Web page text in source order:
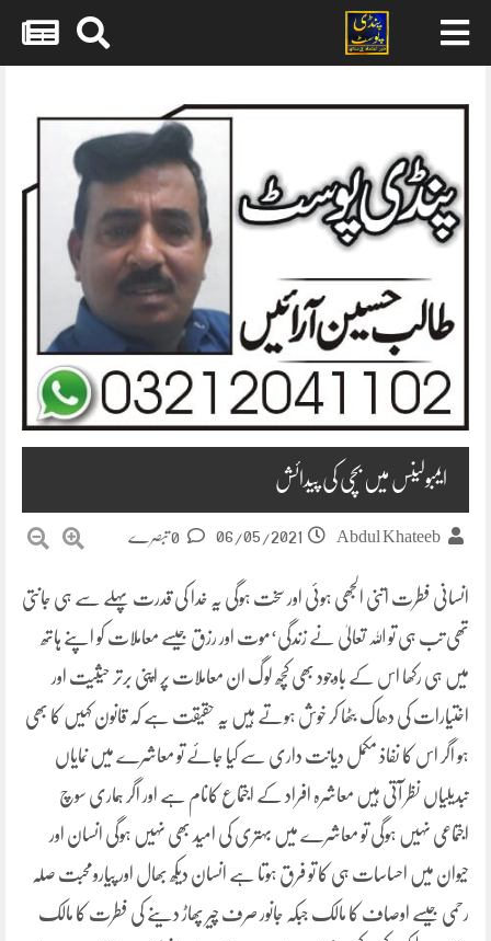
content
ایمبولینس میں بچی کی پیدائش
Abdul Khateeb
06/05/2021
انسانی فطرت اتنی الجھی ہوئی اور سخت ہوگی یہ خدا کی قدرت پہلے سے ہی جانتی
تھی تب ہی تو اللہ تعالیٰ نے زندگی‘موت اور رزق جیسے معاملات کو اپنے ہاتھ
میں ہی رکھا اس کے باوجود بھی کچھ لوگ ان معاملات پر اپنی برتر حیثیت اور
اختیارات کی دھاک بٹھا کر خوش ہوتے ہیں یہ حقیقت ہے کہ قانون کہیں کا بھی
ہو اگر اس کا نفاذ مکمل دیانت داری سے کیا جائے تو معاشرے میں نمایاں
تبدیلیاں نظر آتی ہیں معاشرہ افراد کے اجتماع کانام ہے اور اگر ہماری سوچ
اجتماعی نہیں ہوگی تو معاشرے میں بہتری کی امید بھی نہیں ہوگی انسان اور
حیوان میں احساسات ہی کا تو فرق ہوتا ہے انسان دیکھ بھال اور پیارومحبت صلہ
رحمی جیسے اوصاف کا مالک جبکہ جانور صرف چیر پھاڑ دینے کی فطرت کا مالک